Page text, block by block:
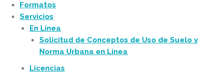
Formatos
Servicios
En Línea
Solicitud de Conceptos de Uso de Suelo y
Norma Urbana en Línea
Licencias